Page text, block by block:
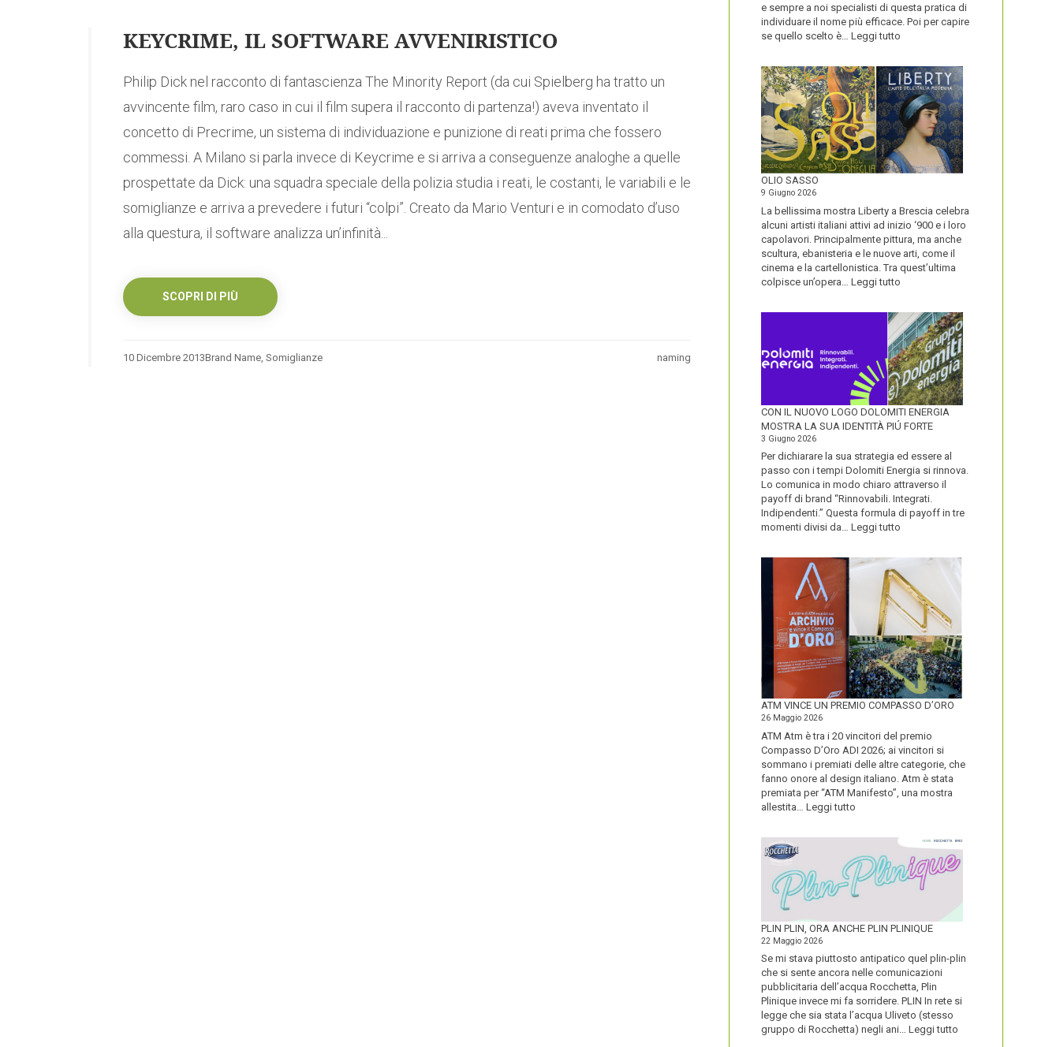
KEYCRIME, IL SOFTWARE AVVENIRISTICO
Philip Dick nel racconto di fantascienza The Minority Report (da cui Spielberg ha tratto un
avvincente film, raro caso in cui il film supera il racconto di partenza!) aveva inventato il
concetto di Precrime, un sistema di individuazione e punizione di reati prima che fossero
commessi. A Milano si parla invece di Keycrime e si arriva a conseguenze analoghe a quelle
prospettate da Dick: una squadra speciale della polizia studia i reati, le costanti, le variabili e le
somiglianze e arriva a prevedere i futuri “colpi”. Creato da Mario Venturi e in comodato d’uso
alla questura, il software analizza un’infinità...
SCOPRI DI PIÙ
10 Dicembre 2013 naming
Brand Name, Somiglianze
e sempre a noi specialisti di questa pratica di
individuare il nome più efficace. Poi per capire
se quello scelto è… Leggi tutto
BLACKBERRY,
LA
STORIA
E
LA
VISIONE
ALL’ORIGINE
DI
NOME
OLIO SASSO
9 Giugno 2026
La bellissima mostra Liberty a Brescia celebra
alcuni artisti italiani attivi ad inizio ‘900 e i loro
capolavori. Principalmente pittura, ma anche
scultura, ebanisteria e le nuove arti, come il
cinema e la cartellonistica. Tra quest’ultima
colpisce un’opera… Leggi tutto
CON IL NUOVO LOGO DOLOMITI ENERGIA
MOSTRA LA SUA IDENTITÀ PIÚ FORTE
3 Giugno 2026
Per dichiarare la sua strategia ed essere al
passo con i tempi Dolomiti Energia si rinnova.
Lo comunica in modo chiaro attraverso il
payoff di brand “Rinnovabili. Integrati.
Indipendenti.” Questa formula di payoff in tre
momenti divisi da… Leggi tutto
LOGO
DOLOMITI
ENERGIA
MOSTRA
LA
SUA
IDENTITÀ
PIÚ
FORTE
ATM VINCE UN PREMIO COMPASSO D’ORO
26 Maggio 2026
ATM Atm è tra i 20 vincitori del premio
Compasso D’Oro ADI 2026; ai vincitori si
sommano i premiati delle altre categorie, che
fanno onore al design italiano. Atm è stata
premiata per “ATM Manifesto”, una mostra
allestita… Leggi tutto
PREMIO
COMPASSO
D’ORO
PLIN PLIN, ORA ANCHE PLIN PLINIQUE
22 Maggio 2026
Se mi stava piuttosto antipatico quel plin-plin
che si sente ancora nelle comunicazioni
pubblicitaria dell’acqua Rocchetta, Plin
Plinique invece mi fa sorridere. PLIN In rete si
legge che sia stata l’acqua Uliveto (stesso
gruppo di Rocchetta) negli ani… Leggi tutto